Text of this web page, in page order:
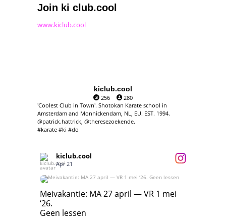
Join ki club.cool
www.kiclub.cool
kiclub.cool
256
280
'Coolest Club in Town'. Shotokan Karate school in
Amsterdam and Monnickendam, NL, EU. EST. 1994.
@patrick.hattrick, @theresezoekende.
#karate #ki #do
kiclub.cool
Apr 21
Meivakantie: MA 27 april — VR 1 mei ‘26.
Geen lessen
Meivakantie: MA 27 april — VR 1 mei
‘26.
Geen lessen